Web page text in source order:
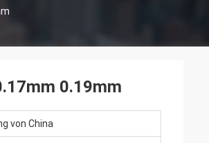
0.19mm
von China